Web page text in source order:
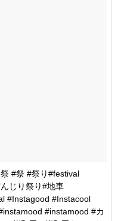
#祭 #祭り#festival
じり祭り#地車
#Instagood #Instacool
#instamood #カ